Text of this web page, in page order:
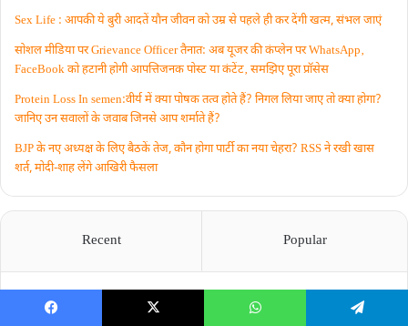
Sex Life : आपकी ये बुरी आदतें याैन जीवन को उम्र से पहले ही कर देंगी खत्म, संभल जाएं
सोशल मीडिया पर Grievance Officer तैनात: अब यूजर की कंप्लेन पर WhatsApp‚
FaceBook को हटानी होगी आपत्तिजनक पोस्ट या कंटेंट‚ समझिए पूरा प्रॉसेस
Protein Loss In semen:वीर्य में क्या पोषक तत्व होते हैं? निगल लिया जाए तो क्या होगा?
जानिए उन सवालों के जवाब जिनसे आप शर्माते हैं?
BJP के नए अध्यक्ष के लिए बैठकें तेज, कौन होगा पार्टी का नया चेहरा? RSS ने रखी खास
शर्त, मोदी-शाह लेंगे आखिरी फैसला
Recent Popular
सावन में जलाभिषेक ही नहीं, इन कथाओं से समझें